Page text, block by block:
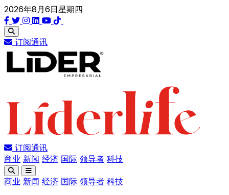
2026年8月6日星期四
订阅通讯
订阅通讯
商业 新闻 经济 国际 领导者 科技
商业 新闻 经济 国际 领导者 科技